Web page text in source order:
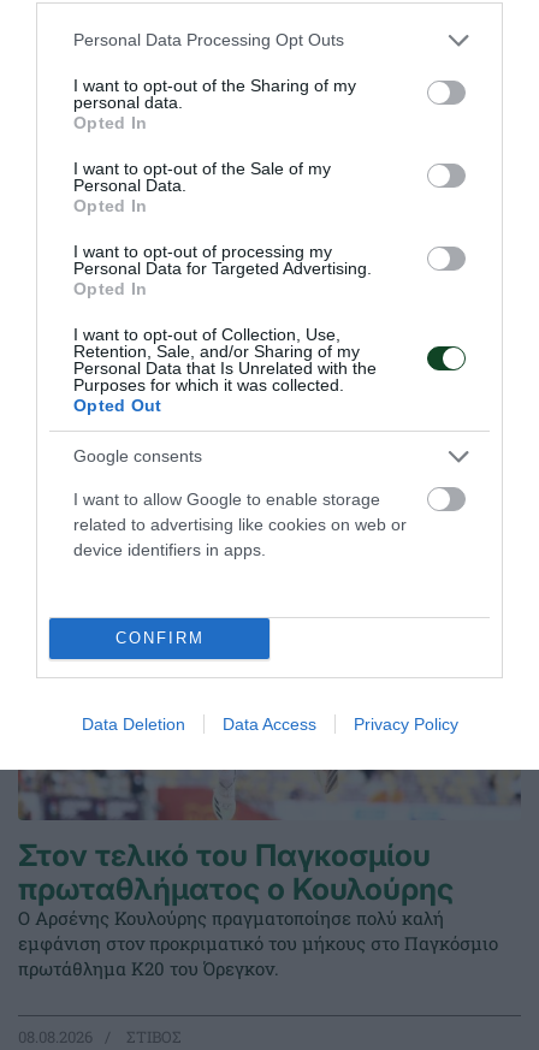
Please note that this website/app uses one or more Google
not limited to your visit or usage behaviour. You may click to
grant or deny consent to Google and its third-party tags to
use your data for below specified purposes in below Google
consent section.
Personal Data Processing Opt Outs
I want to opt-out of the Sharing of my
personal data.
Opted In
I want to opt-out of the Sale of my
Personal Data.
Opted In
I want to opt-out of processing my
Personal Data for Targeted Advertising.
Opted In
I want to opt-out of Collection, Use,
Retention, Sale, and/or Sharing of my
Personal Data that Is Unrelated with the
Purposes for which it was collected.
Opted Out
Google consents
I want to allow Google to enable storage
related to advertising like cookies on web or
device identifiers in apps.
CONFIRM
Data Deletion Data Access Privacy Policy
ΠΑΝΑΘΗΝΑΪΚΟΣ ΑΚΑ∆ΗΜΙΑ
ΓΕΡΜΑΝΙΑΣ
ξεπεράσει προ πολλού τα στενά ελληνικά σύνορα. Είναι
χαρακτηριστικό το γεγονός πως υπάρχουν ομάδες που
δημιουργήθηκαν προς τιμήν του μεγαλύτερου Συλλόγου
και έχουν πάρει την ονομασία του.
Στον τελικό του Παγκοσμίου
πρωταθλήματος ο Κουλούρης
Ο Αρσένης Κουλούρης πραγματοποίησε πολύ καλή
εμφάνιση στον προκριματικό του μήκους στο Παγκόσμιο
πρωτάθλημα Κ20 του Όρεγκον.
08.08.2026 ΣΤΙΒΟΣ